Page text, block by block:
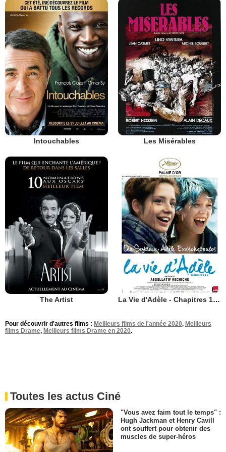
Intouchables Les Misérables
The Artist La Vie d'Adèle - Chapitres 1 et 2
Pour découvrir d'autres films : Meilleurs films de l'année 2020, Meilleurs
films Drame, Meilleurs films Drame en 2020.
Toutes les actus Ciné
"Vous avez faim tout le temps" :
Hugh Jackman et Henry Cavill
ont souffert pour obtenir des
muscles de super-héros